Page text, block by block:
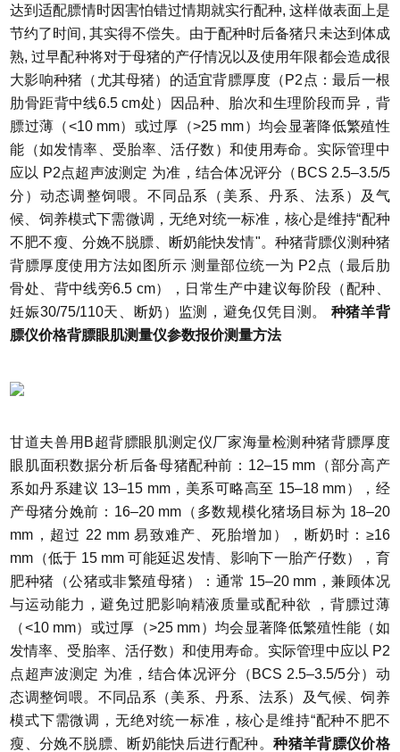
达到适配膘情时因害怕错过情期就实行配种, 这样做表面上是
节约了时间, 其实得不偿失。由于配种时后备猪只未达到体成
熟, 过早配种将对于母猪的产仔情况以及使用年限都会造成很
大影响种猪（尤其母猪）的适宜背膘厚度（P2点：最后一根
肋骨距背中线6.5 cm处）因品种、胎次和生理阶段而异，背
膘过薄（<10 mm）或过厚（>25 mm）均会显著降低繁殖性
能（如发情率、受胎率、活仔数）和使用寿命。实际管理中
应以 P2点超声波测定 为准，结合体况评分（BCS 2.5–3.5/5
分）动态调整饲喂。不同品系（美系、丹系、法系）及气
候、饲养模式下需微调，无绝对统一标准，核心是维持“配种
不肥不瘦、分娩不脱膘、断奶能快发情"。种猪背膘仪测种猪
背膘厚度使用方法如图所示 测量部位统一为 P2点（最后肋
骨处、背中线旁6.5 cm），日常生产中建议每阶段（配种、
妊娠30/75/110天、断奶）监测，避免仅凭目测。 种猪羊背
膘仪价格背膘眼肌测量仪参数报价测量方法
甘道夫兽用B超背膘眼肌测定仪厂家海量检测种猪背膘厚度
眼肌面积数据分析后备母猪配种前：12–15 mm（部分高产
系如丹系建议 13–15 mm，美系可略高至 15–18 mm），经
产母猪分娩前：16–20 mm（多数规模化猪场目标为 18–20
mm，超过 22 mm 易致难产、死胎增加），断奶时：≥16
mm（低于 15 mm 可能延迟发情、影响下一胎产仔数），育
肥种猪（公猪或非繁殖母猪）：通常 15–20 mm，兼顾体况
与运动能力，避免过肥影响精液质量或配种欲 ，背膘过薄
（<10 mm）或过厚（>25 mm）均会显著降低繁殖性能（如
发情率、受胎率、活仔数）和使用寿命。实际管理中应以 P2
点超声波测定 为准，结合体况评分（BCS 2.5–3.5/5分）动
态调整饲喂。不同品系（美系、丹系、法系）及气候、饲养
模式下需微调，无绝对统一标准，核心是维持“配种不肥不
瘦、分娩不脱膘、断奶能快后进行配种。种猪羊背膘仪价格